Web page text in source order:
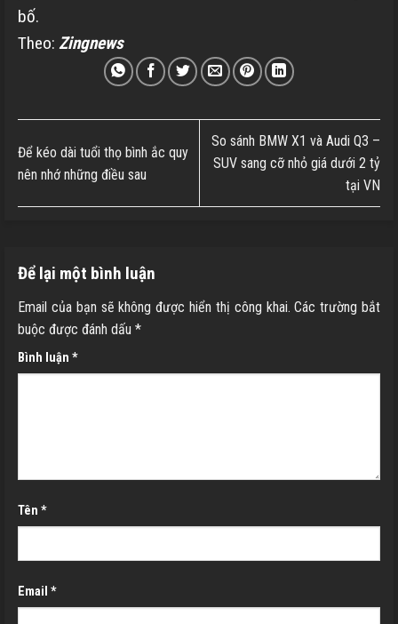
bố.
Theo: Zingnews
Để kéo dài tuổi thọ bình ắc quy
nên nhớ những điều sau
So sánh BMW X1 và Audi Q3 –
SUV sang cỡ nhỏ giá dưới 2 tỷ
tại VN
Để lại một bình luận
Email của bạn sẽ không được hiển thị công khai. Các trường bắt
buộc được đánh dấu *
Bình luận *
Tên *
Email *